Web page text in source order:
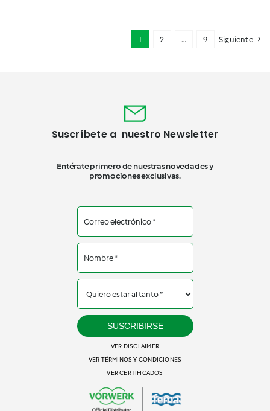
1 2 … 9 Siguiente
Suscríbete a nuestro Newsletter
Entérate primero de nuestras novedades y
promociones exclusivas.
SUSCRIBIRSE
VER DISCLAIMER
VER TÉRMINOS Y CONDICIONES
VER CERTIFICADOS